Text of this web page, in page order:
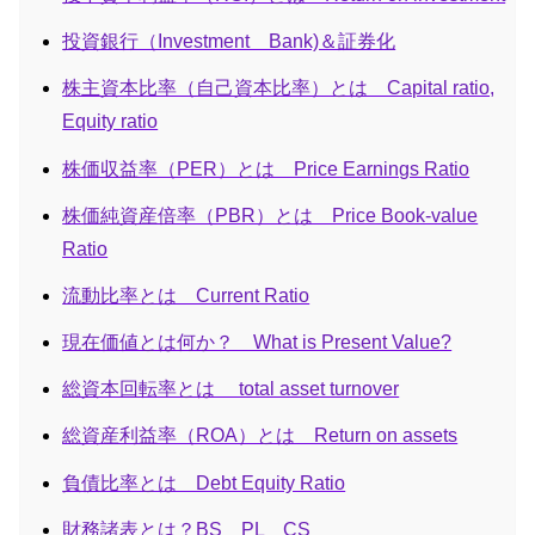
投資銀行（Investment Bank)＆証券化
株主資本比率（自己資本比率）とは Capital ratio,
Equity ratio
株価収益率（PER）とは Price Earnings Ratio
株価純資産倍率（PBR）とは Price Book-value
Ratio
流動比率とは Current Ratio
現在価値とは何か？ What is Present Value?
総資本回転率とは total asset turnover
総資産利益率（ROA）とは Return on assets
負債比率とは Debt Equity Ratio
財務諸表とは？BS PL CS